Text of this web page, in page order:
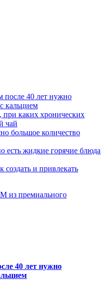
после 40 лет нужно
кальцием
при каких хронических
чай
большое количество
есть жидкие горячие блюда
создать и привлекать
из премиального
40 лет нужно